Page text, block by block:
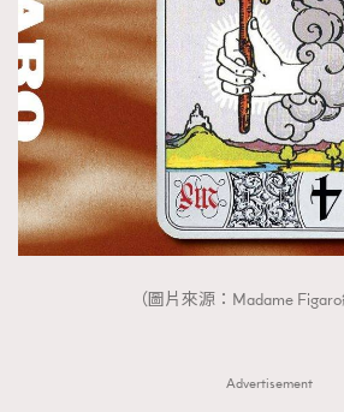
（圖片來源：Madame Figaro
Advertisement